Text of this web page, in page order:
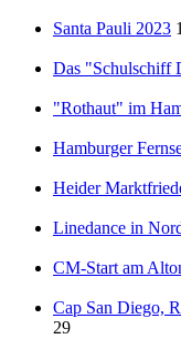
Santa Pauli 2023
Das "Schulschiff
"Rothaut" im
Hamburger
Heider
Linedance in
CM-Start am
Cap San Diego,
29